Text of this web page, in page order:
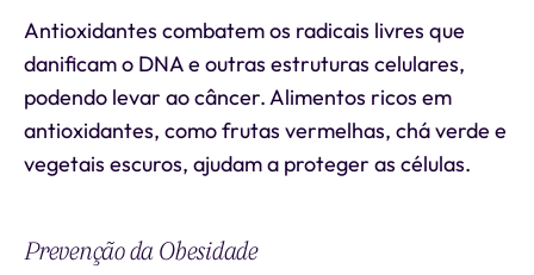
Antioxidantes combatem os radicais livres que
danificam o DNA e outras estruturas celulares,
podendo levar ao câncer. Alimentos ricos em
antioxidantes, como frutas vermelhas, chá verde e
vegetais escuros, ajudam a proteger as células.
Prevenção da Obesidade